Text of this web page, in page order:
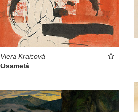
Viera Kraicová
Osamelá